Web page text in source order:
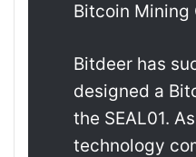
Bitcoin Mining
Bitdeer has
designed a
the SEAL01.
technology